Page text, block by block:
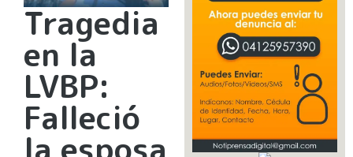
Tragedia
en la
LVBP:
Falleció